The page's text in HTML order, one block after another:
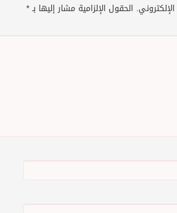
الحقول الإلزامية مشار إليها بـ*